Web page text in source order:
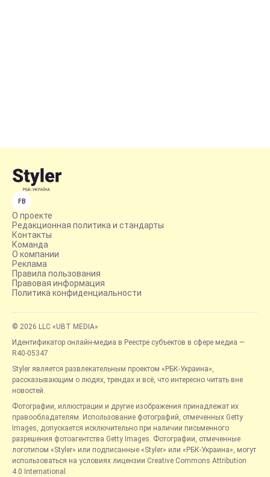
FB
О проекте
Редакционная политика и стандарты
Контакты
Команда
О компании
Реклама
Правила пользования
Правовая информация
Политика конфиденциальности
© 2026 LLC «UBT MEDIA»
Идентификатор онлайн-медиа в Реестре субъектов в сфере медиа —
R40-05347
Styler является развлекательным проектом «РБК-Украина»,
рассказывающим о людях, трендах и всё, что интересно читать вне
новостей.
Фотографии, иллюстрации и другие изображения принадлежат их
правообладателям. Использование фотографий, отмеченных Getty
Images, допускается исключительно при наличии письменного
разрешения фотоагентства Getty Images. Фотографии, отмеченные
логотипом «Styler» или подписанные «Styler» или «РБК-Украина», могут
использоваться на условиях лицензии Creative Commons Attribution
4.0 International.